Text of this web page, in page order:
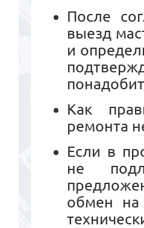
После
выезд
и
Как
ремонта
Если в
не
обмен